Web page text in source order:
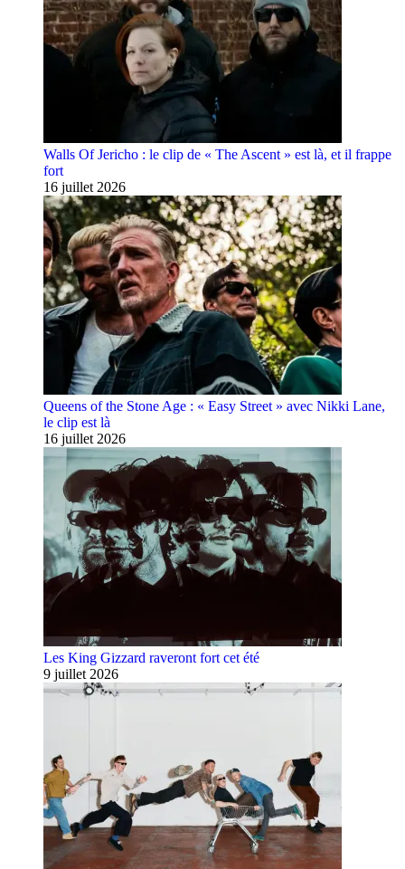
Walls Of Jericho : le clip de « The Ascent » est là, et il frappe
fort
16 juillet 2026
Queens of the Stone Age : « Easy Street » avec Nikki Lane,
le clip est là
16 juillet 2026
Les King Gizzard raveront fort cet été
9 juillet 2026